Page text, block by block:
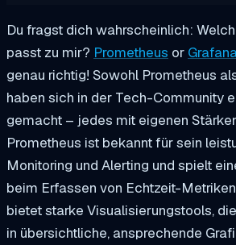
Du fragst dich wahrscheinlich:
passt zu mir? Prometheus or
genau richtig! Sowohl Prometheus
haben sich in der Tech-Community
gemacht – jedes mit eigenen
Prometheus ist bekannt für sein
Monitoring und Alerting und spielt
beim Erfassen von Echtzeit-
bietet starke Visualisierungstools,
in übersichtliche, ansprechende